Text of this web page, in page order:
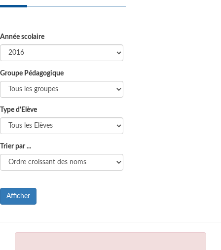
Année scolaire
Groupe Pédagogique
Type d'Elève
Trier par ...
Afficher